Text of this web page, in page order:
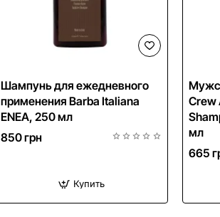
Шампунь для ежедневного
применения Barba Italianа
ENEA, 250 мл
850 грн
Купить
Crew
мл
665